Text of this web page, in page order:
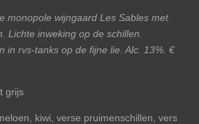
monopole wijngaard Les Sables met
Lichte inweking op de schillen.
in rvs-tanks op de fijne lie. Alc. 13%. €
grijs
kiwi, verse pruimenschillen, vers